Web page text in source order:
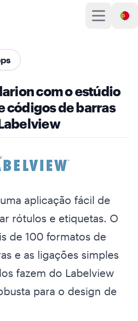
com o estúdio
códigos de barras
aplicação fácil de
rótulos e etiquetas. O
de 100 formatos de
e as ligações simples
fazem do Labelview
para o design de